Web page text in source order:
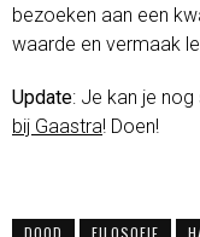
bezoeken aan een
waarde en vermaak
Update: Je kan je
bij Gaastra! Doen!